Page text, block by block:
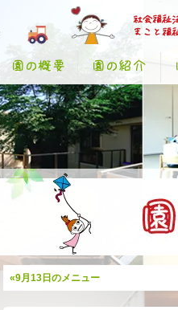
«9月13日のメニュー